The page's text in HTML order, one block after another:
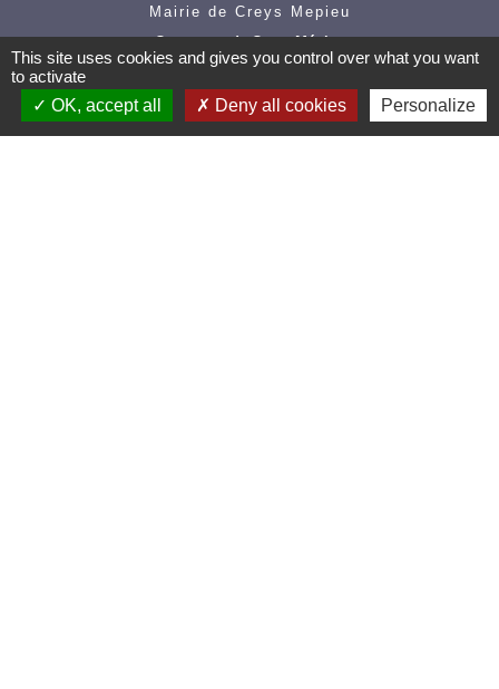
Mairie de Creys Mepieu
Commune de Creys-Mépieu
35, place de la Mairie
+33 4 74 97 72 86
Contact par formulaire
This site uses cookies and gives you control over what you want
to activate
OK, accept all
Deny all cookies Personalize